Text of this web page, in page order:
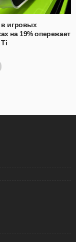
в игровых
на 19% опережает
Ti